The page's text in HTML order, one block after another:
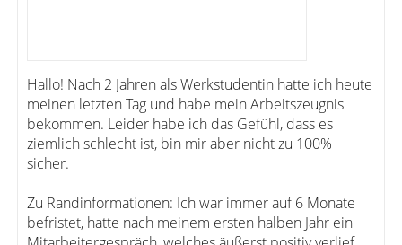
Hallo! Nach 2 Jahren als Werkstudentin hatte ich heute
meinen letzten Tag und habe mein Arbeitszeugnis
bekommen. Leider habe ich das Gefühl, dass es
ziemlich schlecht ist, bin mir aber nicht zu 100%
sicher.
Zu Randinformationen: Ich war immer auf 6 Monate
befristet, hatte nach meinem ersten halben Jahr ein